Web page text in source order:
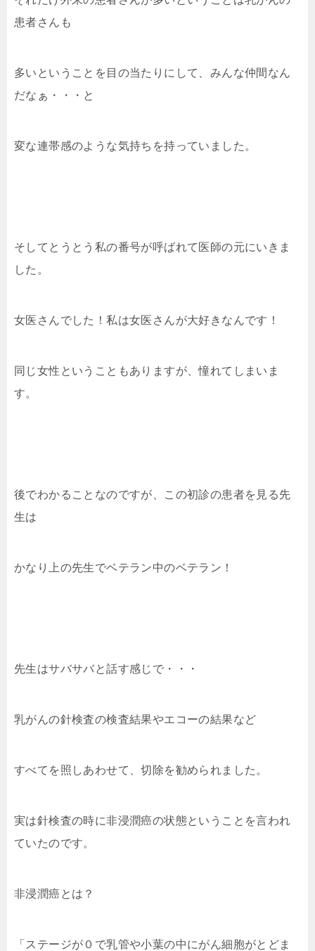
患者さんも
多いということを目の当たりにして、みんな仲間なん
だなぁ・・・と
変な連帯感のような気持ちを持っていました。
そしてとうとう私の番号が呼ばれて医師の元にいきま
した。
女医さんでした！私は女医さんが大好きなんです！
同じ女性ということもありますが、憧れてしまいま
す。
後でわかることなのですが、この初診の患者を見る先
生は
かなり上の先生でベテラン中のベテラン！
先生はサバサバと話す感じで・・・
乳がんの針検査の検査結果やエコーの結果など
すべてを照しあわせて、切除を勧められました。
実は針検査の時に非浸潤癌の状態ということを言われ
ていたのです。
非浸潤癌とは？
「ステージが０で乳管や小葉の中にがん細胞がとどま